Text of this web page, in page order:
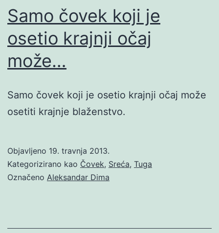
Samo čovek koji je
osetio krajnji očaj
može…
Samo čovek koji je osetio krajnji očaj može
osetiti krajnje blaženstvo.
Objavljeno 19. travnja 2013.
Kategorizirano kao Čovek, Sreća, Tuga
Označeno Aleksandar Dima